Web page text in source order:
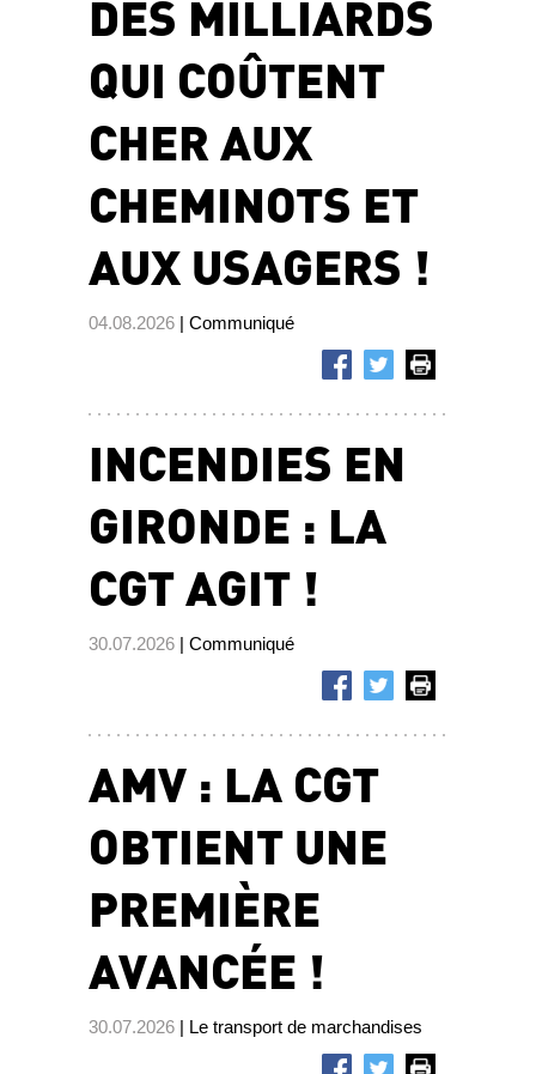
DES MILLIARDS
QUI COÛTENT
CHER AUX
CHEMINOTS ET
AUX USAGERS !
04.08.2026 | Communiqué
INCENDIES EN
GIRONDE : LA
CGT AGIT !
30.07.2026 | Communiqué
AMV : LA CGT
OBTIENT UNE
PREMIÈRE
AVANCÉE !
30.07.2026 | Le transport de marchandises